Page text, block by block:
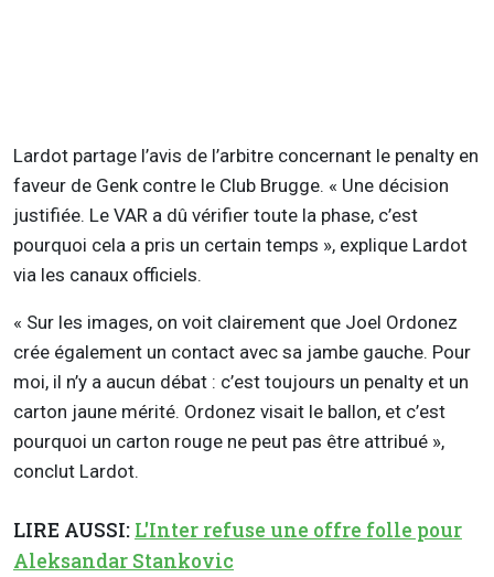
Lardot partage l’avis de l’arbitre concernant le penalty en
faveur de Genk contre le Club Brugge. « Une décision
justifiée. Le VAR a dû vérifier toute la phase, c’est
pourquoi cela a pris un certain temps », explique Lardot
via les canaux officiels.
« Sur les images, on voit clairement que Joel Ordonez
crée également un contact avec sa jambe gauche. Pour
moi, il n’y a aucun débat : c’est toujours un penalty et un
carton jaune mérité. Ordonez visait le ballon, et c’est
pourquoi un carton rouge ne peut pas être attribué »,
conclut Lardot.
LIRE AUSSI: L'Inter refuse une offre folle pour
Aleksandar Stankovic